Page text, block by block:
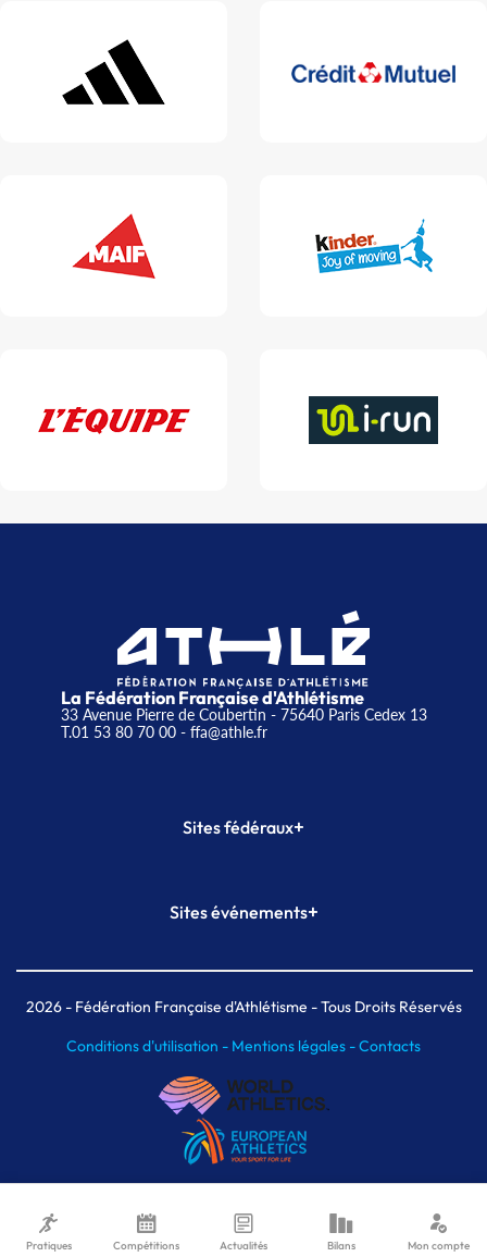
La Fédération Française d'Athlétisme
33 Avenue Pierre de Coubertin - 75640 Paris Cedex 13
T.01 53 80 70 00- ffa@athle.fr
Sites fédéraux+
Plateforme Formation
Sites événements+
Meeting de Paris indoor
MAIF Ekiden de Paris
2026- Fédération Française d'Athlétisme - Tous Droits Réservés
Conditions d'utilisation - Mentions légales -Contacts
Pratiques Compétitions Actualités Bilans Mon compte